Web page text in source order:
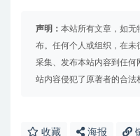
声明： 本站所有文章，如无
布。任何个人或组织，在未
采集、发布本站内容到任何
站内容侵犯了原著者的合法
收藏 海报